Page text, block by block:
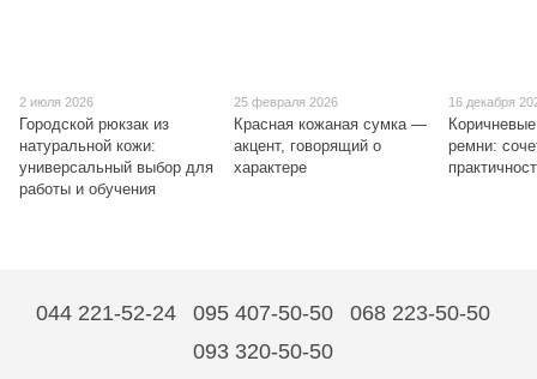
2 июля 2026
Городской рюкзак из
натуральной кожи:
универсальный выбор для
работы и обучения
25 февраля 2026
Красная кожаная сумка —
акцент, говорящий о
характере
16 декабря
ремни:
044 221-52-24 095 407-50-50
068 223-50-50
093 320-50-50